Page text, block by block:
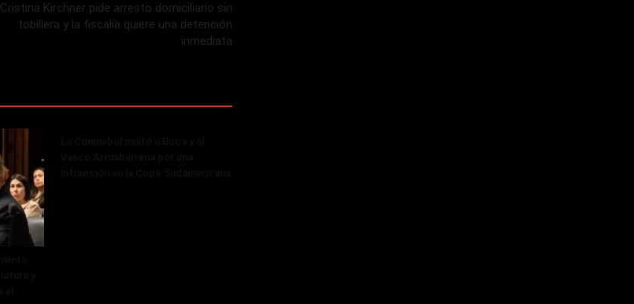
Cristina Kirchner pide arresto domiciliario sin
tobillera y la fiscalía quiere una detención
inmediata